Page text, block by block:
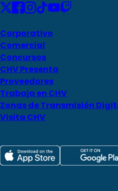
Corporativo
Comercial
Concursos
CHV Presenta
Proveedores
Trabaja en CHV
Zonas de Transmisión
Visita CHV